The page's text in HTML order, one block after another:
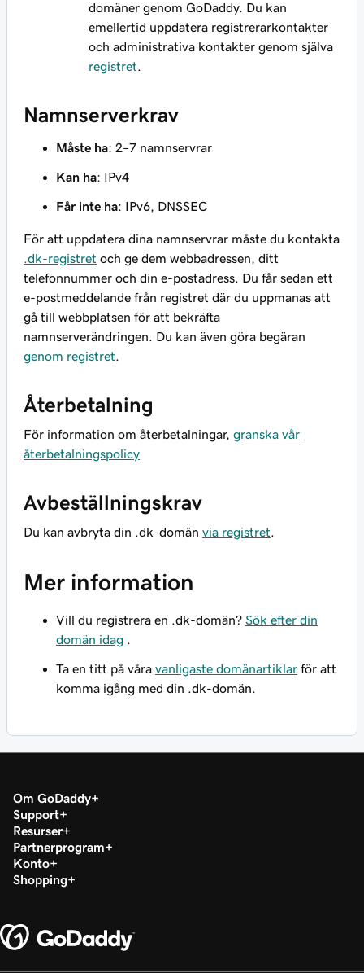
domäner genom GoDaddy. Du kan
emellertid uppdatera registrerarkontakter
och administrativa kontakter genom själva
registret
Namnserverkrav
Måste ha: 2–7 namnservrar
Kan ha: IPv4
Får inte ha: IPv6, DNSSEC
För att uppdatera dina namnservrar måste du kontakta
.dk-registret och ge dem webbadressen, ditt
telefonnummer och din e-postadress. Du får sedan ett
e-postmeddelande från registret där du uppmanas att
gå till webbplatsen för att bekräfta
namnserverändringen. Du kan även göra begäran
genom registret
Återbetalning
För information om återbetalningar, granska vår
återbetalningspolicy
Avbeställningskrav
Du kan avbryta din .dk-domän via registret
Mer information
Vill du registrera en .dk-domän? Sök efter din
domän idag
Ta en titt på våra vanligaste domänartiklar för att
komma igång med din .dk-domän.
Om GoDaddy
Support
Resurser
Partnerprogram
Konto
Shopping